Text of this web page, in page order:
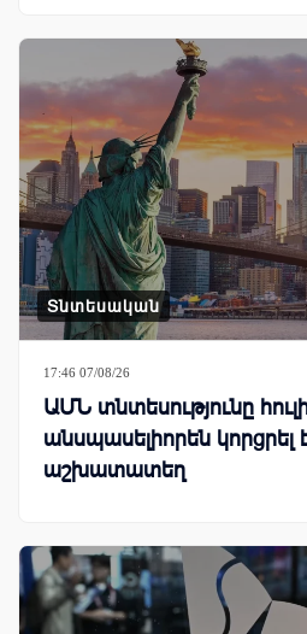
Տնտեսական
17:46 07/08/26
ԱՄՆ տնտեսությունը
անսպասելիորեն կորցրել
աշխատատեղ